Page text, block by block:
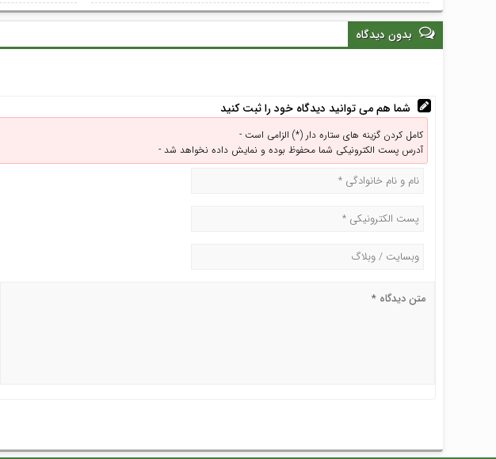
بدون دیدگاه
شما هم می توانید دیدگاه خود را ثبت کنید
کامل کردن گزینه های ستاره دار (*) الزامی است -
آدرس پست الکترونیکی شما محفوظ بوده و نمایش داده نخواهد شد -